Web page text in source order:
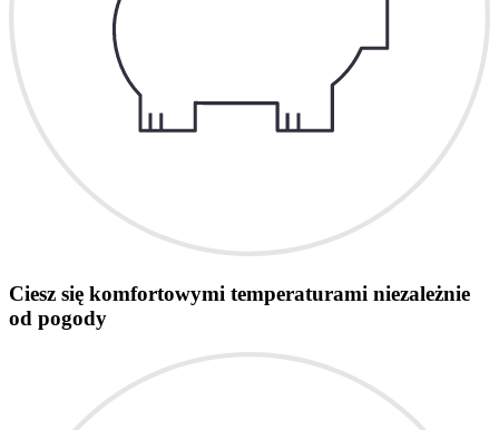
Ciesz się komfortowymi temperaturami niezależnie
od pogody